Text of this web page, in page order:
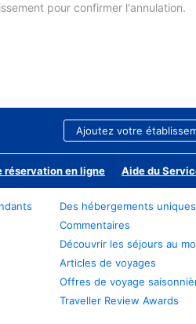
pour confirmer l'annulation.
Ajoutez votre
en ligne Aide du
Des hébergements uniques
Commentaires
Découvrir les séjours au
Articles de voyages
Offres de voyage
Traveller Review Awards